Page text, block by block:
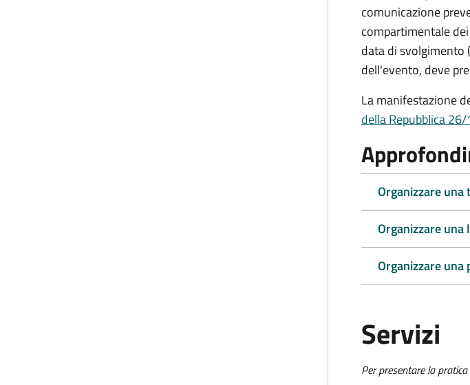
comunicazione
compartimentale
data di svolgimento (
dell'evento, deve
La manifestazione
della Repubblica
Organizzare una
Organizzare una
Organizzare una
Servizi
Per presentare la